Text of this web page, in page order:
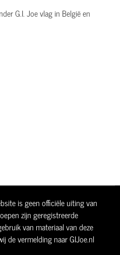
G.I. Joe vlag in België en
is geen officiële uiting van
zijn geregistreerde
van materiaal van deze
de vermelding naar GIJoe.nl